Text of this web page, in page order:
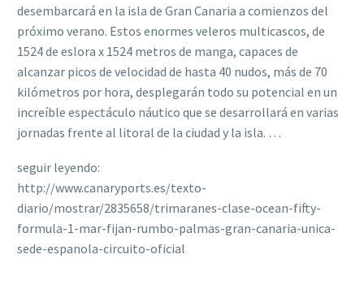
desembarcará en la isla de Gran Canaria a comienzos del
próximo verano. Estos enormes veleros multicascos, de
1524 de eslora x 1524 metros de manga, capaces de
alcanzar picos de velocidad de hasta 40 nudos, más de 70
kilómetros por hora, desplegarán todo su potencial en un
increíble espectáculo náutico que se desarrollará en varias
jornadas frente al litoral de la ciudad y la isla. …
seguir leyendo:
http://www.canaryports.es/texto-
diario/mostrar/2835658/trimaranes-clase-ocean-fifty-
formula-1-mar-fijan-rumbo-palmas-gran-canaria-unica-
sede-espanola-circuito-oficial